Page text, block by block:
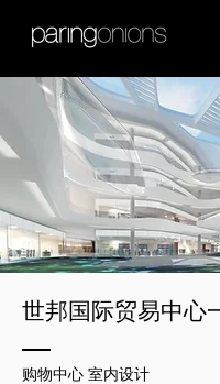
世邦国际贸易中心
购物中心 室内设计